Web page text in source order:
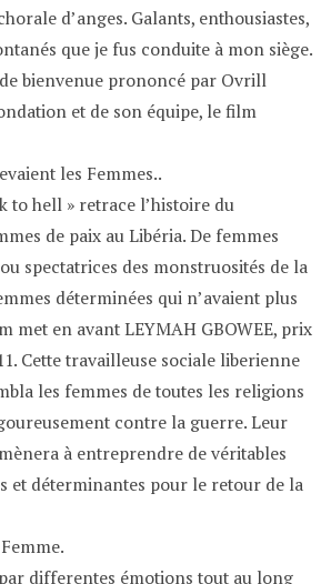
d’anges. Galants, enthousiastes,
que je fus conduite à mon siège.
bienvenue prononcé par Ovrill
et de son équipe, le film
les Femmes..
to hell » retrace l’histoire du
de paix au Libéria. De femmes
spectatrices des monstruosités de la
déterminées qui n’avaient plus
met en avant LEYMAH GBOWEE, prix
Cette travailleuse sociale liberienne
les femmes de toutes les religions
contre la guerre. Leur
à entreprendre de véritables
et déterminantes pour le retour de la
differentes émotions tout au long